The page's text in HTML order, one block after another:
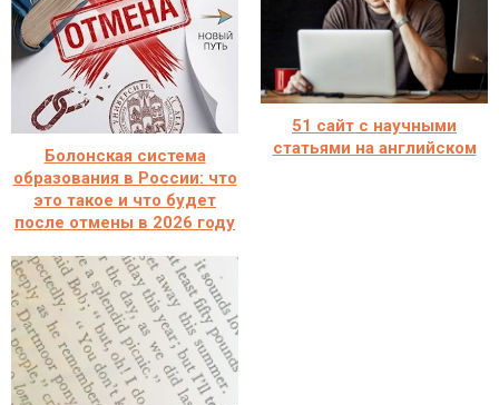
Болонская система
образования в России: что
это такое и что будет
после отмены в 2026 году
51 сайт с научными
статьями на английском